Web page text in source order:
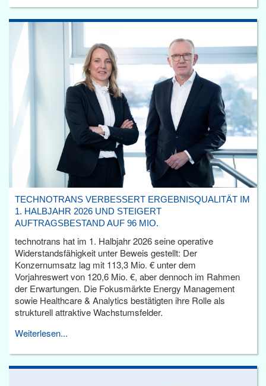
TECHNOTRANS VERBESSERT ERGEBNISQUALITÄT IM
1. HALBJAHR 2026 UND STEIGERT
AUFTRAGSBESTAND AUF 96 MIO.
technotrans hat im 1. Halbjahr 2026 seine operative
Widerstandsfähigkeit unter Beweis gestellt: Der
Konzernumsatz lag mit 113,3 Mio. € unter dem
Vorjahreswert von 120,6 Mio. €, aber dennoch im Rahmen
der Erwartungen. Die Fokusmärkte Energy Management
sowie Healthcare & Analytics bestätigten ihre Rolle als
strukturell attraktive Wachstumsfelder.
Weiterlesen...